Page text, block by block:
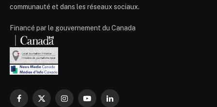
communauté et dans les réseaux sociaux.
Financé par le gouvernement du Canada
Facebook
X
InstagramYouTubeLinkedIn